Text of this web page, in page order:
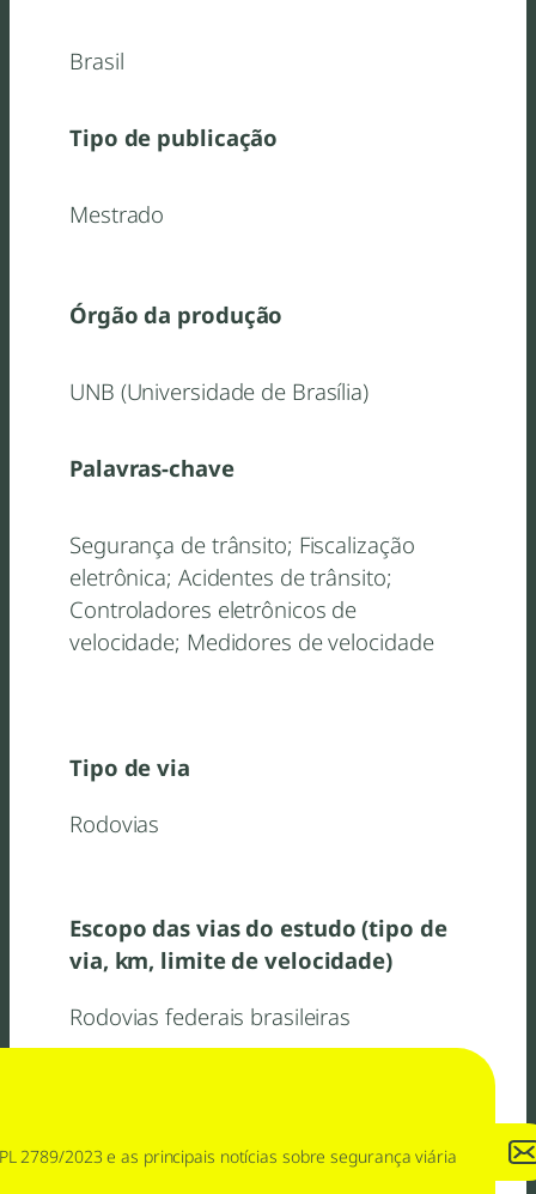
2789/2023 e as principais notícias sobre segurança viária
Brasil
Tipo de publicação
Mestrado
Órgão da produção
UNB (Universidade de Brasília)
Palavras-chave
Segurança de trânsito; Fiscalização
eletrônica; Acidentes de trânsito;
Controladores eletrônicos de
velocidade; Medidores de velocidade
Tipo de via
Rodovias
Escopo das vias do estudo (tipo de
via, km, limite de velocidade)
Rodovias federais brasileiras
Os acidentes de trânsito, por serem